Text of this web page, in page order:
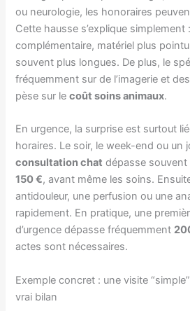
ou neurologie, les honoraires
Cette hausse s’explique simplement
complémentaire, matériel plus
souvent plus longues. De plus, le
fréquemment sur de l’imagerie et
pèse sur lecoût soins animaux.
En urgence, la surprise est surtout
horaires. Le soir, le week-end ou un
consultation chat dépasse souvent
150 €, avant même les soins.
antidouleur, une perfusion ou une
rapidement. En pratique, une
d’urgence dépasse fréquemment
actes sont nécessaires.
Exemple concret : une visite
vrai bilan